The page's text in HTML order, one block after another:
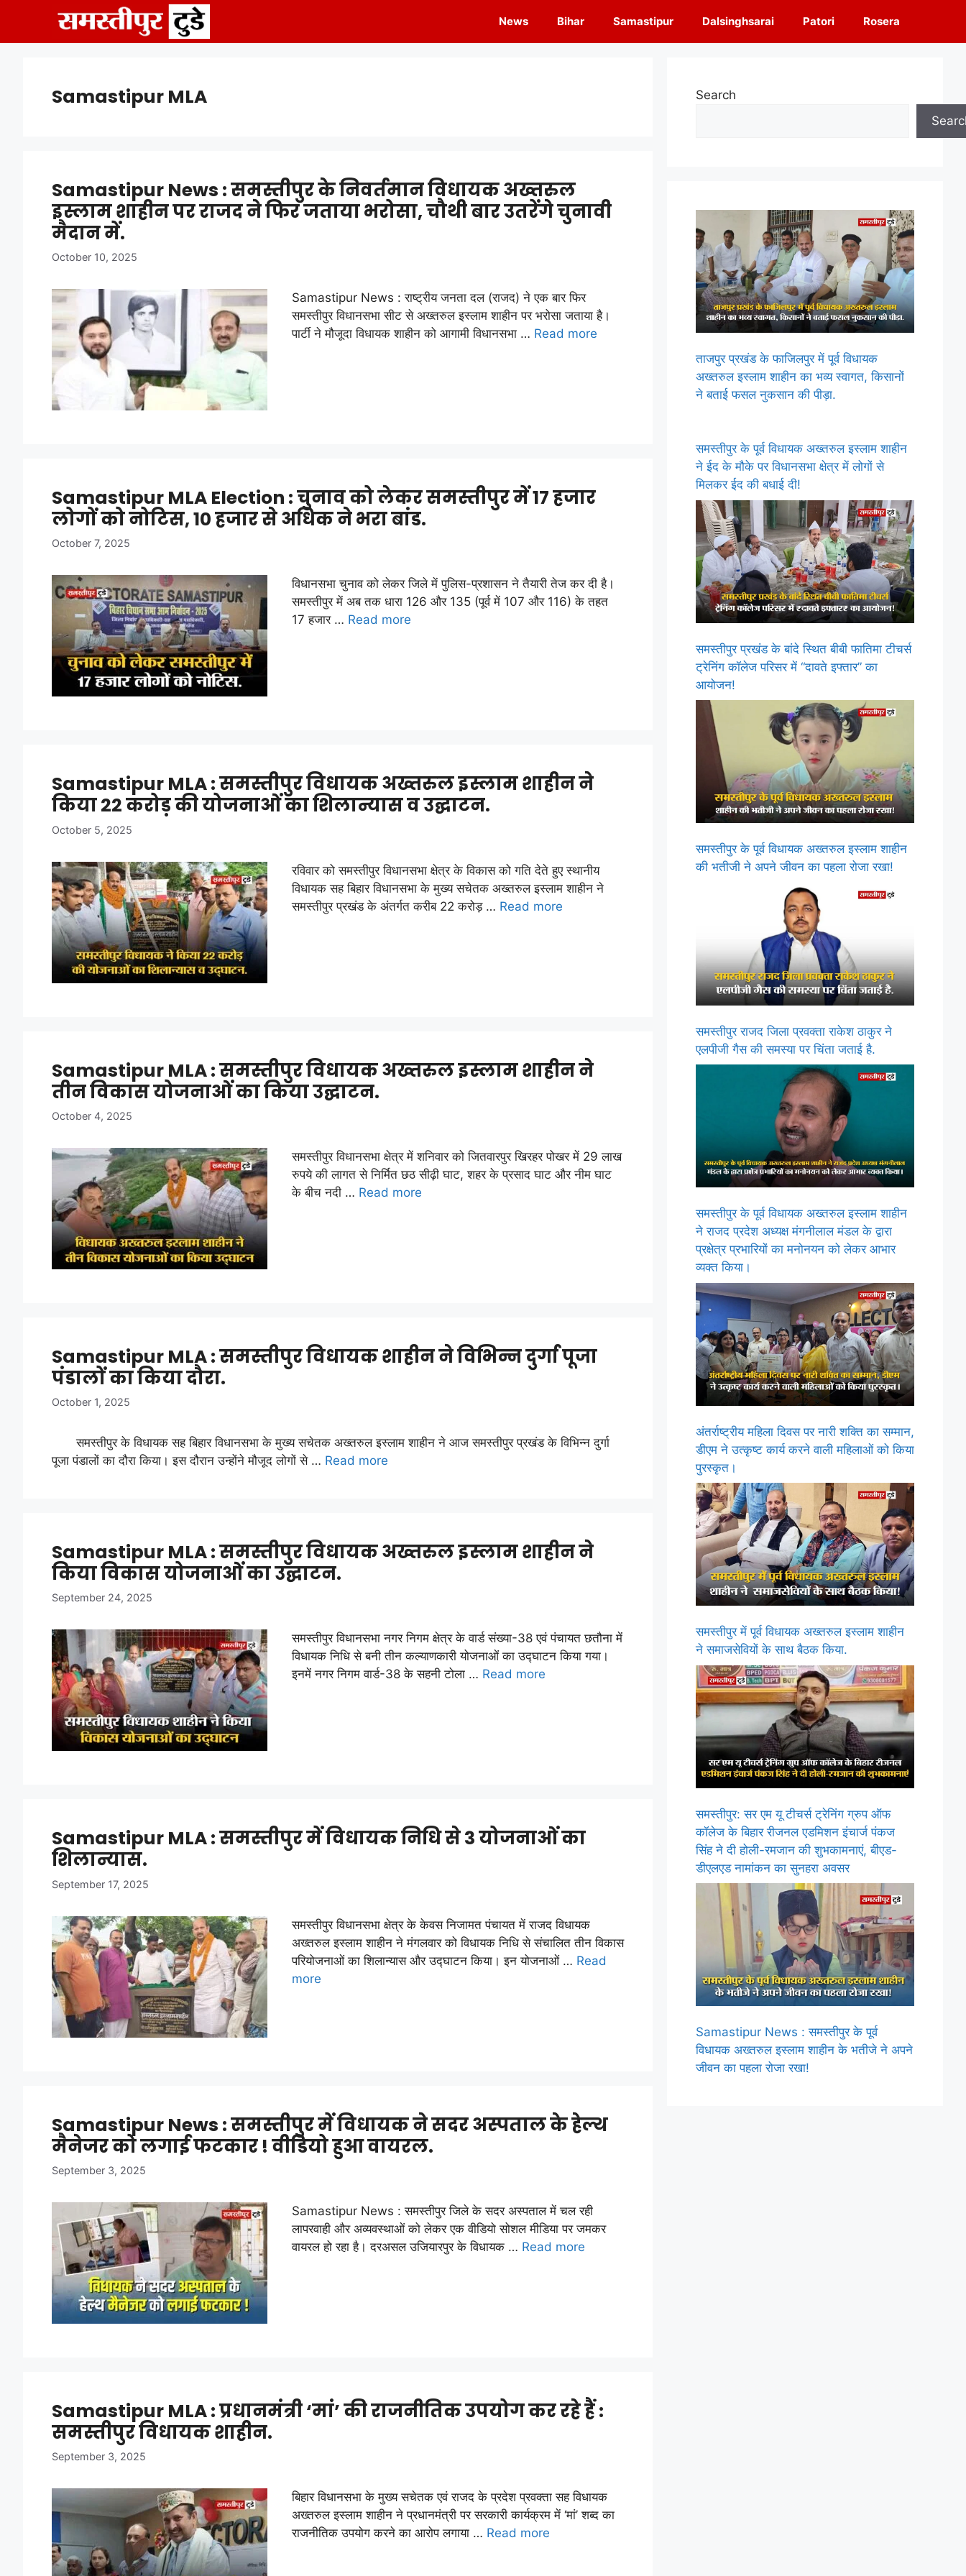
content
News Bihar Samastipur Dalsinghsarai Patori Rosera
Samastipur MLA
Samastipur News : समस्तीपुर के निवर्तमान विधायक अख्तरुल
इस्लाम शाहीन पर राजद ने फिर जताया भरोसा, चौथी बार उतरेंगे चुनावी
मैदान में.
October 10, 2025
Samastipur News : राष्ट्रीय जनता दल (राजद) ने एक बार फिर
समस्तीपुर विधानसभा सीट से अख्तरुल इस्लाम शाहीन पर भरोसा जताया है।
पार्टी ने मौजूदा विधायक शाहीन को आगामी विधानसभा … Read more
Samastipur MLA Election : चुनाव को लेकर समस्तीपुर में 17 हजार
लोगों को नोटिस, 10 हजार से अधिक ने भरा बांड.
October 7, 2025
विधानसभा चुनाव को लेकर जिले में पुलिस-प्रशासन ने तैयारी तेज कर दी है।
समस्तीपुर में अब तक धारा 126 और 135 (पूर्व में 107 और 116) के तहत
17 हजार … Read more
Samastipur MLA : समस्तीपुर विधायक अख्तरुल इस्लाम शाहीन ने
किया 22 करोड़ की योजनाओं का शिलान्यास व उद्घाटन.
October 5, 2025
रविवार को समस्तीपुर विधानसभा क्षेत्र के विकास को गति देते हुए स्थानीय
विधायक सह बिहार विधानसभा के मुख्य सचेतक अख्तरुल इस्लाम शाहीन ने
समस्तीपुर प्रखंड के अंतर्गत करीब 22 करोड़ … Read more
Samastipur MLA : समस्तीपुर विधायक अख्तरुल इस्लाम शाहीन ने
तीन विकास योजनाओं का किया उद्घाटन.
October 4, 2025
समस्तीपुर विधानसभा क्षेत्र में शनिवार को जितवारपुर खिरहर पोखर में 29 लाख
रुपये की लागत से निर्मित छठ सीढ़ी घाट, शहर के प्रसाद घाट और नीम घाट
के बीच नदी … Read more
Samastipur MLA : समस्तीपुर विधायक शाहीन ने विभिन्न दुर्गा पूजा
पंडालों का किया दौरा.
October 1, 2025
समस्तीपुर के विधायक सह बिहार विधानसभा के मुख्य सचेतक अख्तरुल इस्लाम शाहीन ने आज समस्तीपुर प्रखंड के विभिन्न दुर्गा
पूजा पंडालों का दौरा किया। इस दौरान उन्होंने मौजूद लोगों से … Read more
Samastipur MLA : समस्तीपुर विधायक अख्तरुल इस्लाम शाहीन ने
किया विकास योजनाओं का उद्घाटन.
September 24, 2025
समस्तीपुर विधानसभा नगर निगम क्षेत्र के वार्ड संख्या-38 एवं पंचायत छतौना में
विधायक निधि से बनी तीन कल्याणकारी योजनाओं का उद्घाटन किया गया।
इनमें नगर निगम वार्ड-38 के सहनी टोला … Read more
Samastipur MLA : समस्तीपुर में विधायक निधि से 3 योजनाओं का
शिलान्यास.
September 17, 2025
समस्तीपुर विधानसभा क्षेत्र के केवस निजामत पंचायत में राजद विधायक
अख्तरुल इस्लाम शाहीन ने मंगलवार को विधायक निधि से संचालित तीन विकास
परियोजनाओं का शिलान्यास और उद्घाटन किया। इन योजनाओं … Read
more
Samastipur News : समस्तीपुर में विधायक ने सदर अस्पताल के हेल्थ
मैनेजर को लगाई फटकार ! वीडियो हुआ वायरल.
September 3, 2025
Samastipur News : समस्तीपुर जिले के सदर अस्पताल में चल रही
लापरवाही और अव्यवस्थाओं को लेकर एक वीडियो सोशल मीडिया पर जमकर
वायरल हो रहा है। दरअसल उजियारपुर के विधायक … Read more
Samastipur MLA : प्रधानमंत्री ‘मां’ की राजनीतिक उपयोग कर रहे हैं :
समस्तीपुर विधायक शाहीन.
September 3, 2025
बिहार विधानसभा के मुख्य सचेतक एवं राजद के प्रदेश प्रवक्ता सह विधायक
अख्तरुल इस्लाम शाहीन ने प्रधानमंत्री पर सरकारी कार्यक्रम में ‘मां’ शब्द का
राजनीतिक उपयोग करने का आरोप लगाया … Read more
Search
ताजपुर प्रखंड के फाजिलपुर में पूर्व विधायक
अख्तरुल इस्लाम शाहीन का भव्य स्वागत, किसानों
ने बताई फसल नुकसान की पीड़ा.
समस्तीपुर के पूर्व विधायक अख्तरुल इस्लाम शाहीन
ने ईद के मौके पर विधानसभा क्षेत्र में लोगों से
मिलकर ईद की बधाई दी!
समस्तीपुर प्रखंड के बांदे स्थित बीबी फातिमा टीचर्स
ट्रेनिंग कॉलेज परिसर में “दावते इफ्तार” का
आयोजन!
समस्तीपुर के पूर्व विधायक अख्तरुल इस्लाम शाहीन
की भतीजी ने अपने जीवन का पहला रोजा रखा!
समस्तीपुर राजद जिला प्रवक्ता राकेश ठाकुर ने
एलपीजी गैस की समस्या पर चिंता जताई है.
समस्तीपुर के पूर्व विधायक अख्तरुल इस्लाम शाहीन
ने राजद प्रदेश अध्यक्ष मंगनीलाल मंडल के द्वारा
प्रक्षेत्र प्रभारियों का मनोनयन को लेकर आभार
व्यक्त किया।
अंतर्राष्ट्रीय महिला दिवस पर नारी शक्ति का सम्मान,
डीएम ने उत्कृष्ट कार्य करने वाली महिलाओं को किया
पुरस्कृत।
समस्तीपुर में पूर्व विधायक अख्तरुल इस्लाम शाहीन
ने समाजसेवियों के साथ बैठक किया.
समस्तीपुर: सर एम यू टीचर्स ट्रेनिंग ग्रुप ऑफ
कॉलेज के बिहार रीजनल एडमिशन इंचार्ज पंकज
सिंह ने दी होली-रमजान की शुभकामनाएं, बीएड-
डीएलएड नामांकन का सुनहरा अवसर
Samastipur News : समस्तीपुर के पूर्व
विधायक अख्तरुल इस्लाम शाहीन के भतीजे ने अपने
जीवन का पहला रोजा रखा!